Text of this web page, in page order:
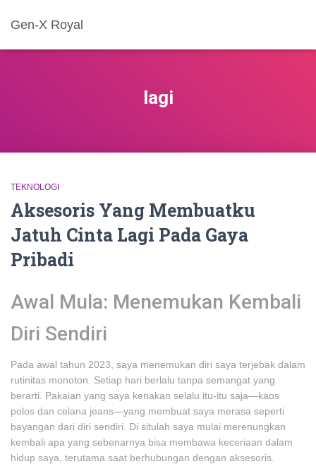
Gen-X Royal
lagi
TEKNOLOGI
Aksesoris Yang Membuatku
Jatuh Cinta Lagi Pada Gaya
Pribadi
Awal Mula: Menemukan Kembali
Diri Sendiri
Pada awal tahun 2023, saya menemukan diri saya terjebak dalam
rutinitas monoton. Setiap hari berlalu tanpa semangat yang
berarti. Pakaian yang saya kenakan selalu itu-itu saja—kaos
polos dan celana jeans—yang membuat saya merasa seperti
bayangan dari diri sendiri. Di situlah saya mulai merenungkan
kembali apa yang sebenarnya bisa membawa keceriaan dalam
hidup saya, terutama saat berhubungan dengan aksesoris.